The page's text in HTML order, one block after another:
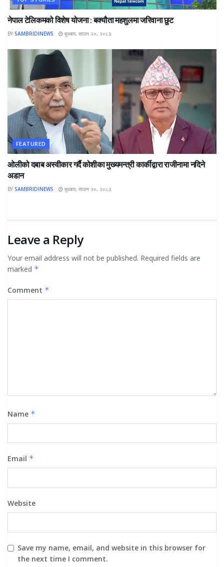
नेपाल टेलिकमको विशेष योजना : बक्यौता महशुलमा जरिवाना छुट
BY SAMBRIDINEWS बुधबार, साउन २०, २०८३
FEATURED
ओलीको दबाब अस्वीकार गर्दै कोशीका मुख्यमन्त्री कार्कीद्वारा राजीनामा नदिने
अडान
BY SAMBRIDINEWS बुधबार, साउन २०, २०८३
Leave a Reply
Your email address will not be published. Required fields are
marked *
Comment *
Name *
Email *
Website
Save my name, email, and website in this browser for
the next time I comment.